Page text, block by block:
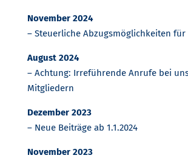
November 2024
– Steuerliche Abzugsmöglichkeiten für
August 2024
– Achtung: Irreführende Anrufe bei
Mitgliedern
Dezember 2023
– Neue Beiträge ab 1.1.2024
November 2023